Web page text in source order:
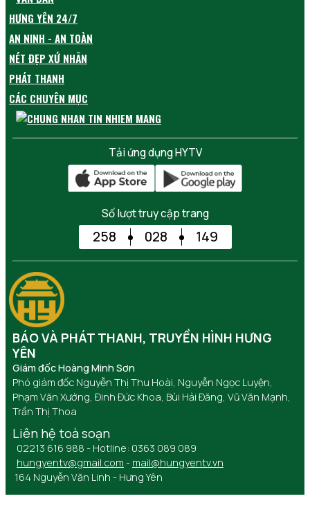
HƯNG YÊN 24/7
AN NINH - AN TOÀN
NÉT ĐẸP XỨ NHÃN
PHÁT THANH
CÁC CHUYÊN MỤC
Tải ứng dụng HYTV
Số lượt truy cập trang
258 028 149
BÁO VÀ PHÁT THANH, TRUYỀN HÌNH HƯNG
YÊN
Giám đốc Hoàng Minh Sơn
Phó giám đốc Nguyễn Thị Thu Hoài, Nguyễn Ngọc Luyện,
Phạm Văn Xướng, Đinh Đức Khoa, Bùi Hải Đăng, Vũ Văn Mạnh,
Trần Thị Thoa
Liên hệ toà soạn
02213 616 988 - Hotline: 0363 089 089
hungyentv@gmail.com - mail@hungyentv.vn
164 Nguyễn Văn Linh - Hưng Yên